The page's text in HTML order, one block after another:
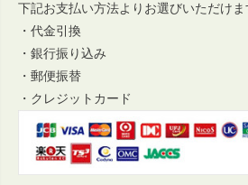
下記お支払い方法よりお選びいただけま
・代金引換
・銀行振り込み
・郵便振替
・クレジットカード